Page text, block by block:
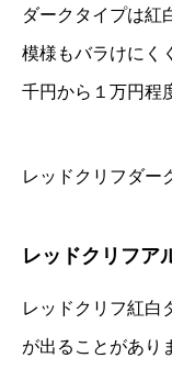
ダークタイプは紅
模様もバラけにく
千円から１万円程
レッドクリフダー
レッドクリフア
レッドクリフ紅白
が出ることがあり